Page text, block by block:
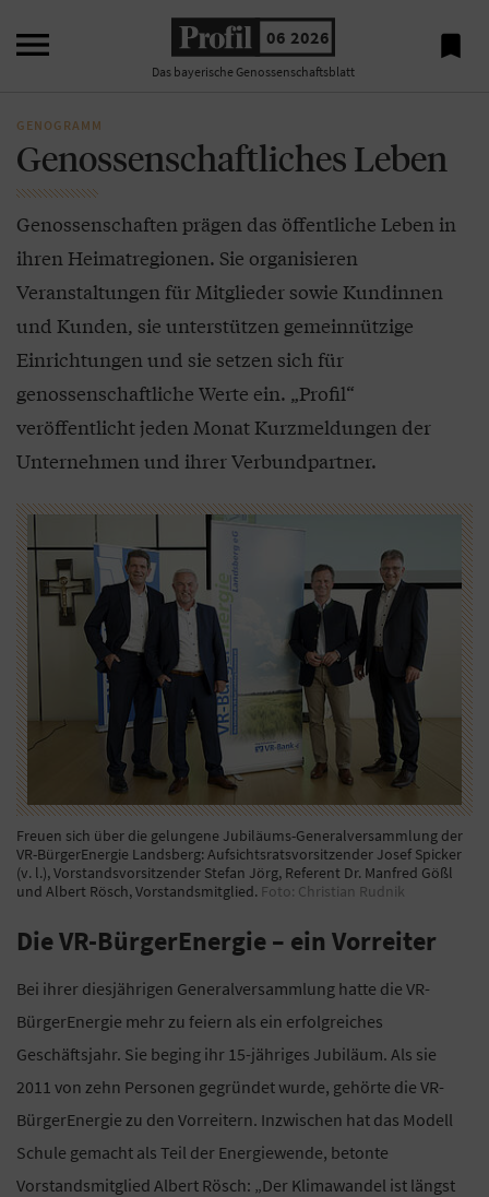
 06 2026
Das bayerische Genossenschaftsblatt

GENOGRAMM
Genossenschaftliches Leben
Genossenschaften prägen das öffentliche Leben in
ihren Heimatregionen. Sie organisieren
Veranstaltungen für Mitglieder sowie Kundinnen
und Kunden, sie unterstützen gemeinnützige
Einrichtungen und sie setzen sich für
genossenschaftliche Werte ein. „Profil“
veröffentlicht jeden Monat Kurzmeldungen der
Unternehmen und ihrer Verbundpartner.
Freuen sich über die gelungene Jubiläums-Generalversammlung der
VR-BürgerEnergie Landsberg: Aufsichtsratsvorsitzender Josef Spicker
(v. l.), Vorstandsvorsitzender Stefan Jörg, Referent Dr. Manfred Gößl
und Albert Rösch, Vorstandsmitglied. Foto: Christian Rudnik
Die VR-BürgerEnergie – ein Vorreiter
Bei ihrer diesjährigen Generalversammlung hatte die VR-
BürgerEnergie mehr zu feiern als ein erfolgreiches
Geschäftsjahr. Sie beging ihr 15-jähriges Jubiläum. Als sie
2011 von zehn Personen gegründet wurde, gehörte die VR-
BürgerEnergie zu den Vorreitern. Inzwischen hat das Modell
Schule gemacht als Teil der Energiewende, betonte
Vorstandsmitglied Albert Rösch: „Der Klimawandel ist längst